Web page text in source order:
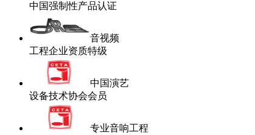
中国强制性产品认证
音视频
工程企业资质特级
中国演艺
设备技术协会会员
专业音响工程